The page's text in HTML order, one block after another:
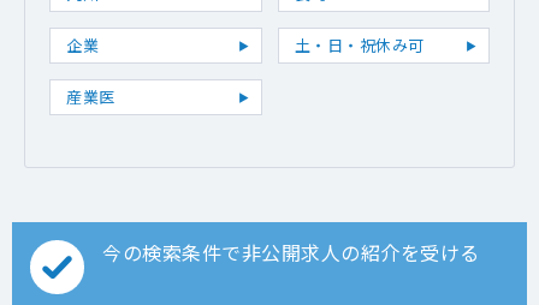
企業 土・日・祝休み可
産業医
今の検索条件で非公開求人の紹介を受ける